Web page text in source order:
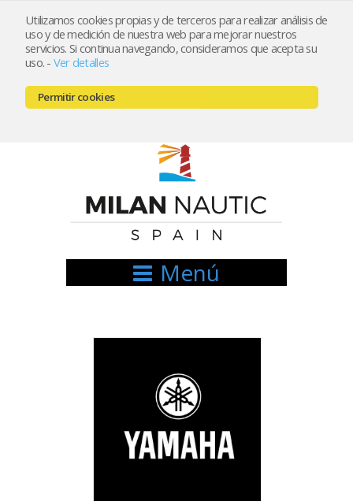
Utilizamos cookies propias y de terceros para realizar análisis de
uso y de medición de nuestra web para mejorar nuestros
servicios. Si continua navegando, consideramos que acepta su
uso. - Ver detalles
Permitir cookies
Registrarse Mi cuenta
666521122 // 654999333
Menú